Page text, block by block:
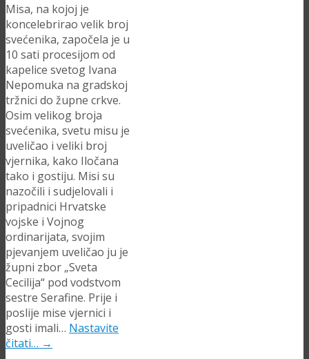
Misa, na kojoj je
koncelebrirao velik broj
svećenika, započela je u
10 sati procesijom od
kapelice svetog Ivana
Nepomuka na gradskoj
tržnici do župne crkve.
Osim velikog broja
svećenika, svetu misu je
uveličao i veliki broj
vjernika, kako Iločana
tako i gostiju. Misi su
nazočili i sudjelovali i
pripadnici Hrvatske
vojske i Vojnog
ordinarijata, svojim
pjevanjem uveličao ju je
župni zbor „Sveta
Cecilija“ pod vodstvom
sestre Serafine. Prije i
poslije mise vjernici i
gosti imali… Nastavite
čitati… →